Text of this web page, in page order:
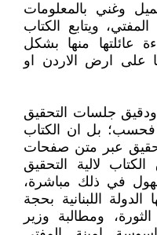
وغني بالمعلومات
ويتابع الكتاب
عائلتها منها بشكل
على ارض الاردن او
جلسات التحقيق
فحسب؛ بل ان الكتاب
عبر متن صفحات
لالية التحقيق
في ذلك مباشرة،
اللبنانية بحجة
ومطالبة وزير